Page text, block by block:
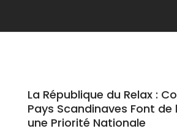
La République du Relax :
Pays Scandinaves Font de
une Priorité Nationale